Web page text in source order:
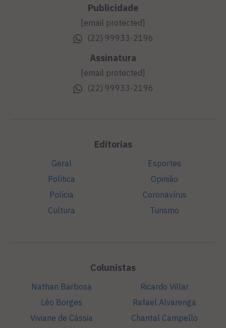
Publicidade
[email protected]
(22) 99933-2196
Assinatura
[email protected]
(22) 99933-2196
Editorias
Geral
Política
Polícia
Cultura
Esportes
Opinião
Coronavírus
Turismo
Colunistas
Nathan Barbosa
Léo Borges
Viviane de Cássia
Ricardo Villar
Rafael Alvarenga
Chantal Campello